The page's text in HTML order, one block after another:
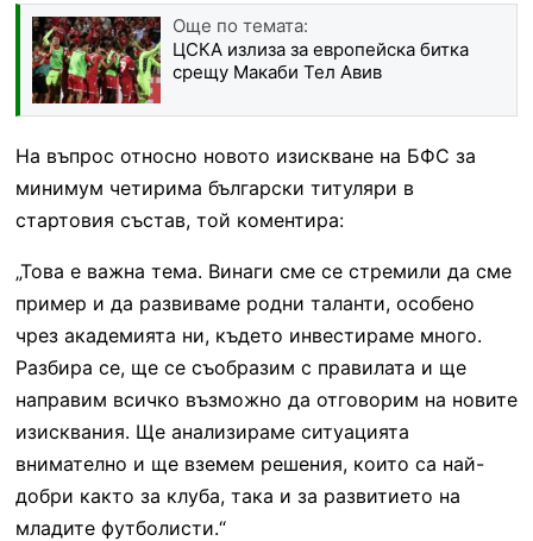
Още по темата:
ЦСКА излиза за европейска битка
срещу Макаби Тел Авив
На въпрос относно новото изискване на БФС за
минимум четирима български титуляри в
стартовия състав, той коментира:
„Това е важна тема. Винаги сме се стремили да сме
пример и да развиваме родни таланти, особено
чрез академията ни, където инвестираме много.
Разбира се, ще се съобразим с правилата и ще
направим всичко възможно да отговорим на новите
изисквания. Ще анализираме ситуацията
внимателно и ще вземем решения, които са най-
добри както за клуба, така и за развитието на
младите футболисти.“